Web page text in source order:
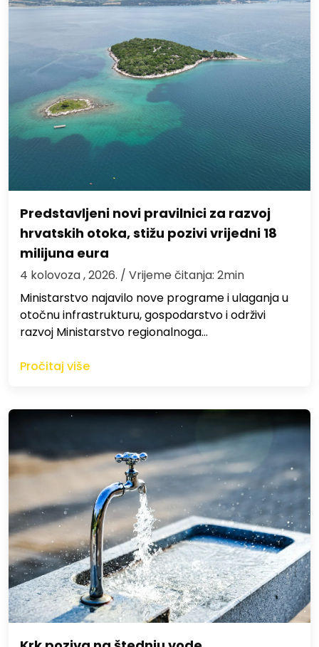
Predstavljeni novi pravilnici za razvoj
hrvatskih otoka, stižu pozivi vrijedni 18
milijuna eura
4 kolovoza , 2026. / Vrijeme čitanja: 2min
Ministarstvo najavilo nove programe i ulaganja u
otočnu infrastrukturu, gospodarstvo i održivi
razvoj Ministarstvo regionalnoga…
Pročitaj više